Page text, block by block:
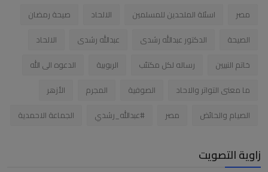
مصر اسئلة الملحدين للمسلمين الالحاد
صيحة رمضان
الصيحة
الدكتور عبدالله رشدى عبدالله رشدى
الالحاد
خاتم النبيين
رساله لكل مكتئب الربوبية
الدعوه الى الله
ما معنى التواتر والاحاد
الصوفية المجرم
الأزهر
الصيام والحائض
مصر #عبدالله_رشدي الجماعة الاحمدية
زاوية التصويت